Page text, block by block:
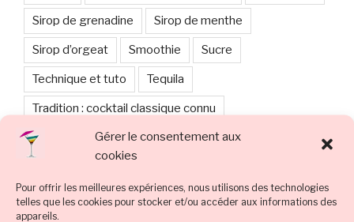
Gérer le consentement aux
cookies
Pour offrir les meilleures expériences, nous utilisons des technologies
telles que les cookies pour stocker et/ou accéder aux informations des
appareils.
Sirop de grenadine Sirop de menthe
Sirop d’orgeat Smoothie Sucre
Technique et tuto Tequila
Tradition : cocktail classique connu
Vodka, vodka noire, vodka rouge vodka noire